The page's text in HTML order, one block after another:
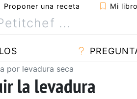
Proponer una receta Mi
por levadura seca
la levadura